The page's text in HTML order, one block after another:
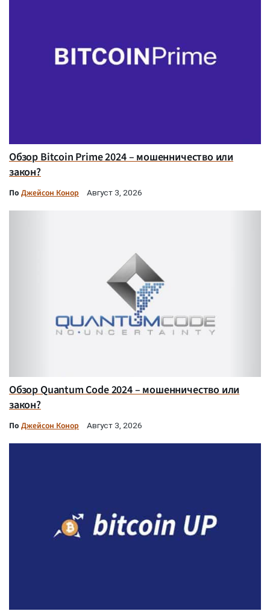
Обзор Bitcoin Prime 2024 – мошенничество или
закон?
По Джейсон Конор Август 3, 2026
Обзор Quantum Code 2024 – мошенничество или
закон?
По Джейсон Конор Август 3, 2026